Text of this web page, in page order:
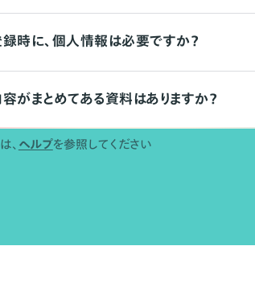
時に、個人情報は必要ですか？
がまとめてある資料はありますか？
、 ヘルプを参照してください